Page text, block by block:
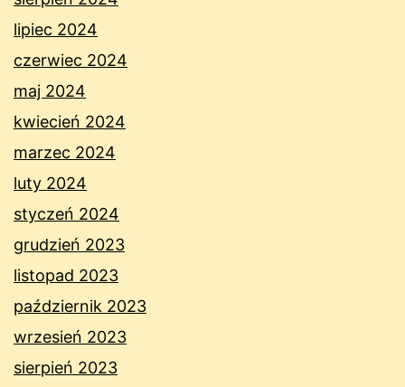
lipiec 2024
czerwiec 2024
maj 2024
kwiecień 2024
marzec 2024
luty 2024
styczeń 2024
grudzień 2023
listopad 2023
październik 2023
wrzesień 2023
sierpień 2023